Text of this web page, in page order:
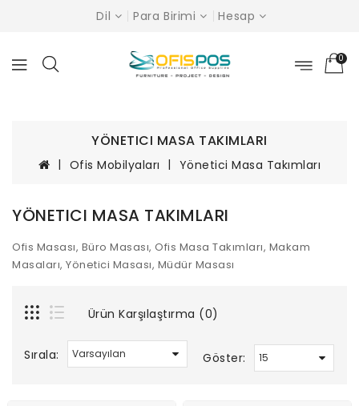
Dil Para Birimi Hesap
0
YÖNETICI MASA TAKIMLARI
Ofis Mobilyaları Yönetici Masa Takımları
YÖNETICI MASA TAKIMLARI
Ofis Masası, Büro Masası, Ofis Masa Takımları, Makam
Masaları, Yönetici Masası, Müdür Masası
Ürün Karşılaştırma (0)
Sırala: Göster: